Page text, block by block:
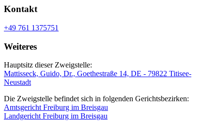
Kontakt
+49 761 1375751
Weiteres
Hauptsitz dieser Zweigstelle:
Mattisseck, Guido, Dr., Goethestraße 14, DE - 79822 Titisee-
Neustadt
Die Zweigstelle befindet sich in folgenden Gerichtsbezirken:
Amtsgericht Freiburg im Breisgau
Landgericht Freiburg im Breisgau